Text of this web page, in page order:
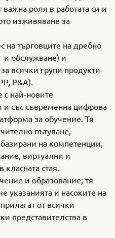
роля в работата си и
изживяване за
на търговците на дребно
и обслужване) и
всички групи продукти
P&A).
с най-новите
и със съвременна цифрова
за обучение. Тя
пътуване,
на компетенции,
виртуални и
стая.
и образование; тя
указанията и насоките на
от всички
представителства в